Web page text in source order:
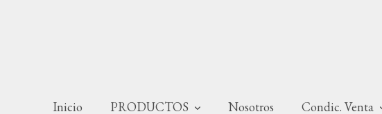
Inicio PRODUCTOS Nosotros Condic. Venta